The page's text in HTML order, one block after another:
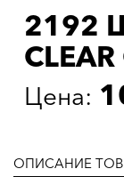
2192
Цена:
ОПИСАНИЕ